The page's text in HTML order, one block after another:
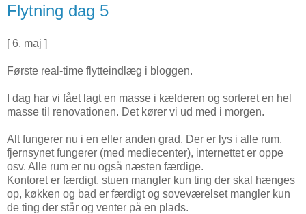
Flytning dag 5
[ 6. maj ]
Første real-time flytteindlæg i bloggen.
I dag har vi fået lagt en masse i kælderen og sorteret en hel
masse til renovationen. Det kører vi ud med i morgen.
Alt fungerer nu i en eller anden grad. Der er lys i alle rum,
fjernsynet fungerer (med mediecenter), internettet er oppe
osv. Alle rum er nu også næsten færdige.
Kontoret er færdigt, stuen mangler kun ting der skal hænges
op, køkken og bad er færdigt og soveværelset mangler kun
de ting der står og venter på en plads.